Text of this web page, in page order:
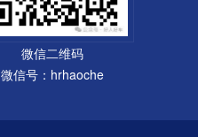
微信二维码
微信号：hrhaoche